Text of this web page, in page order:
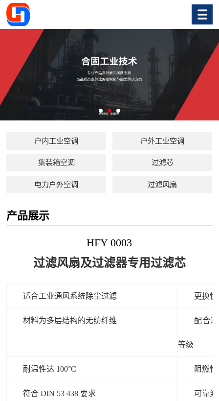
户内工业空调 户外工业空调
集装箱空调 过滤芯
电力户外空调 过滤风扇
产品展示
HFY 0003
过滤风扇及过滤器专用过滤芯
适合工业通风系统除尘过滤 更换
材料为多层结构的无纺纤维 配合
等级
耐温性达 100°C 阻燃
符合 DIN 53 438 要求 可靠